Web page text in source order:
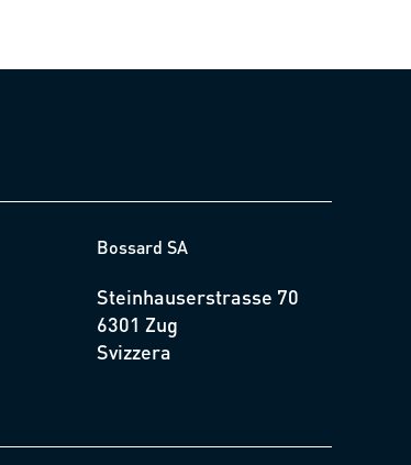
Bossard SA
Steinhauserstrasse 70
6301 Zug
Svizzera